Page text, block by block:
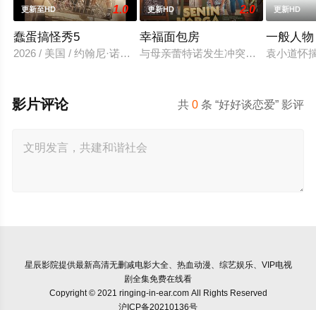
更新至HD 1.0
蠢蛋搞怪秀5
2026 / 美国 / 约翰尼·诺克斯维尔,班姆·玛吉瑞,戴夫·英格兰,普雷
更新HD 2.0
幸福面包房
与母亲蕾特诺发生冲突后，穆蒂亚离
更新HD
一般人物
袁小道怀
共0 条 “好好谈恋爱” 影评
影片评论
星辰影院提供最新高清无删减电影大全、热血动漫、综艺娱乐、VIP电视
剧全集免费在线看
Copyright © 2021 ringing-in-ear.com All Rights Reserved
沪ICP备20210136号